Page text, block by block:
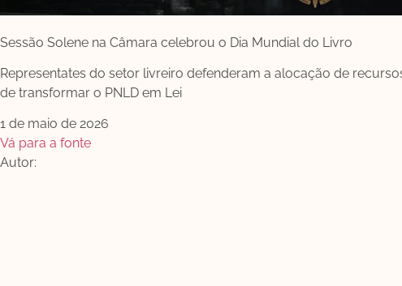
Sessão Solene na Câmara celebrou o Dia Mundial do Livro
Representates do setor livreiro defenderam a alocação de
de transformar o PNLD em Lei
1 de maio de 2026
Vá para a fonte
Autor: